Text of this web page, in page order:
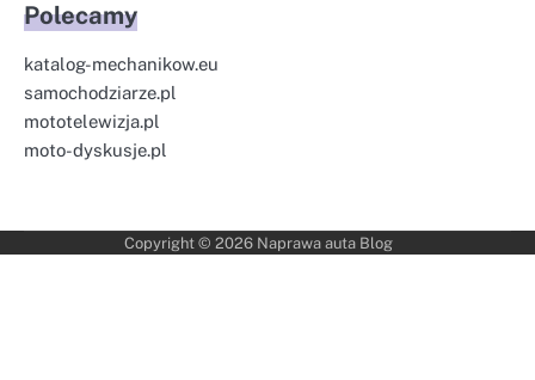
Polecamy
katalog-mechanikow.eu
samochodziarze.pl
mototelewizja.pl
moto-dyskusje.pl
Copyright © 2026 Naprawa auta Blog